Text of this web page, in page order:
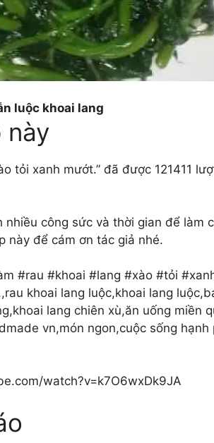
luộc khoai lang
này
tỏi xanh mướt.” đã được 121411
nhiều công sức và thời gian để làm
này để cám ơn tác giả nhé.
#rau #khoai #lang #xào #tỏi
khoai lang luộc,khoai lang
lang chiên xù,ăn uống miền
vn,món ngon,cuộc sống
watch?v=k7O6wxDk9JA